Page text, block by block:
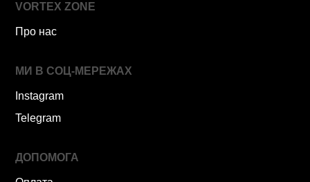
VORTEX ZONE
Про нас
МИ В СОЦ-МЕРЕЖАХ
Instagram
Telegram
ДОПОМОГА